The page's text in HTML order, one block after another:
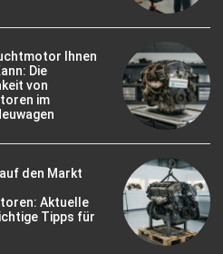
Ihnen
Die
von
im
den Markt
Aktuelle
Tipps für